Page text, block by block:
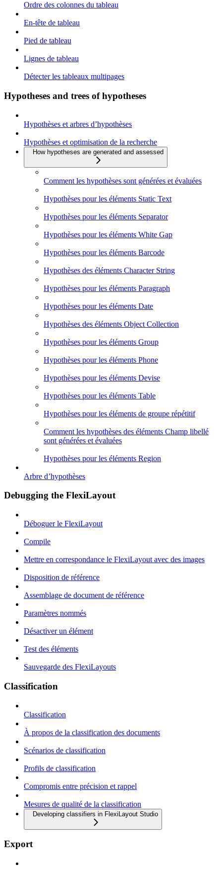
Ordre des colonnes du tableau
En-tête de tableau
Pied de tableau
Lignes de tableau
Détecter les tableaux multipages
Hypotheses and trees of hypotheses
Hypothèses et arbres d’hypothèses
Hypothèses et optimisation de la recherche
How hypotheses are generated and assessed
Comment les hypothèses sont générées et évaluées
Hypothèses pour les éléments Static Text
Hypothèses pour les éléments Separator
Hypothèses pour les éléments White Gap
Hypothèses pour les éléments Barcode
Hypothèses des éléments Character String
Hypothèses pour les éléments Paragraph
Hypothèses pour les éléments Date
Hypothèses des éléments Object Collection
Hypothèses pour les éléments Group
Hypothèses pour les éléments Phone
Hypothèses pour les éléments Devise
Hypothèses pour les éléments Table
Hypothèses pour les éléments de groupe répétitif
Comment les hypothèses des éléments Champ libellé
sont générées et évaluées
Hypothèses pour les éléments Region
Arbre d’hypothèses
Debugging the FlexiLayout
Déboguer le FlexiLayout
Compile
Mettre en correspondance le FlexiLayout avec des images
Disposition de référence
Assemblage de document de référence
Paramètres nommés
Désactiver un élément
Test des éléments
Sauvegarde des FlexiLayouts
Classification
Classification
À propos de la classification des documents
Scénarios de classification
Profils de classification
Compromis entre précision et rappel
Mesures de qualité de la classification
Developing classifiers in FlexiLayout Studio
Export